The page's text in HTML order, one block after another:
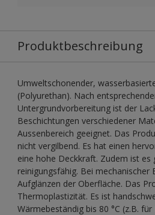
Produktbeschreibung
Umweltschonender,
(Polyurethan). Nach
Untergrundvorbereitung ist der
Beschichtungen verschiedener
Aussenbereich geeignet. Das
nicht vergilbend. Es hat einen
eine hohe Deckkraft. Zudem ist es
reinigungsfähig. Bei mechanischer
Aufglänzen der Oberfläche. Das
Thermoplastizität. Es ist
Wärmebeständig bis 80 °C (z.B. für